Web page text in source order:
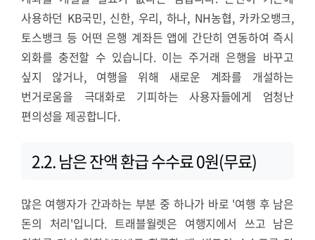
사용하던 KB국민, 신한, 우리, 하나, NH농협, 카카오뱅크,
토스뱅크 등 어떤 은행 계좌든 앱에 간단히 연동하여 즉시
외화를 충전할 수 있습니다. 이는 주거래 은행을 바꾸고
싶지 않거나, 여행을 위해 새로운 계좌를 개설하는
번거로움을 극대화로 기피하는 사용자들에게 엄청난
편의성을 제공합니다.
2.2. 남은 잔액 환급 수수료 0원(무료)
많은 여행자가 간과하는 부분 중 하나가 바로 '여행 후 남은
돈의 처리'입니다. 트래블월렛은 여행지에서 쓰고 남은